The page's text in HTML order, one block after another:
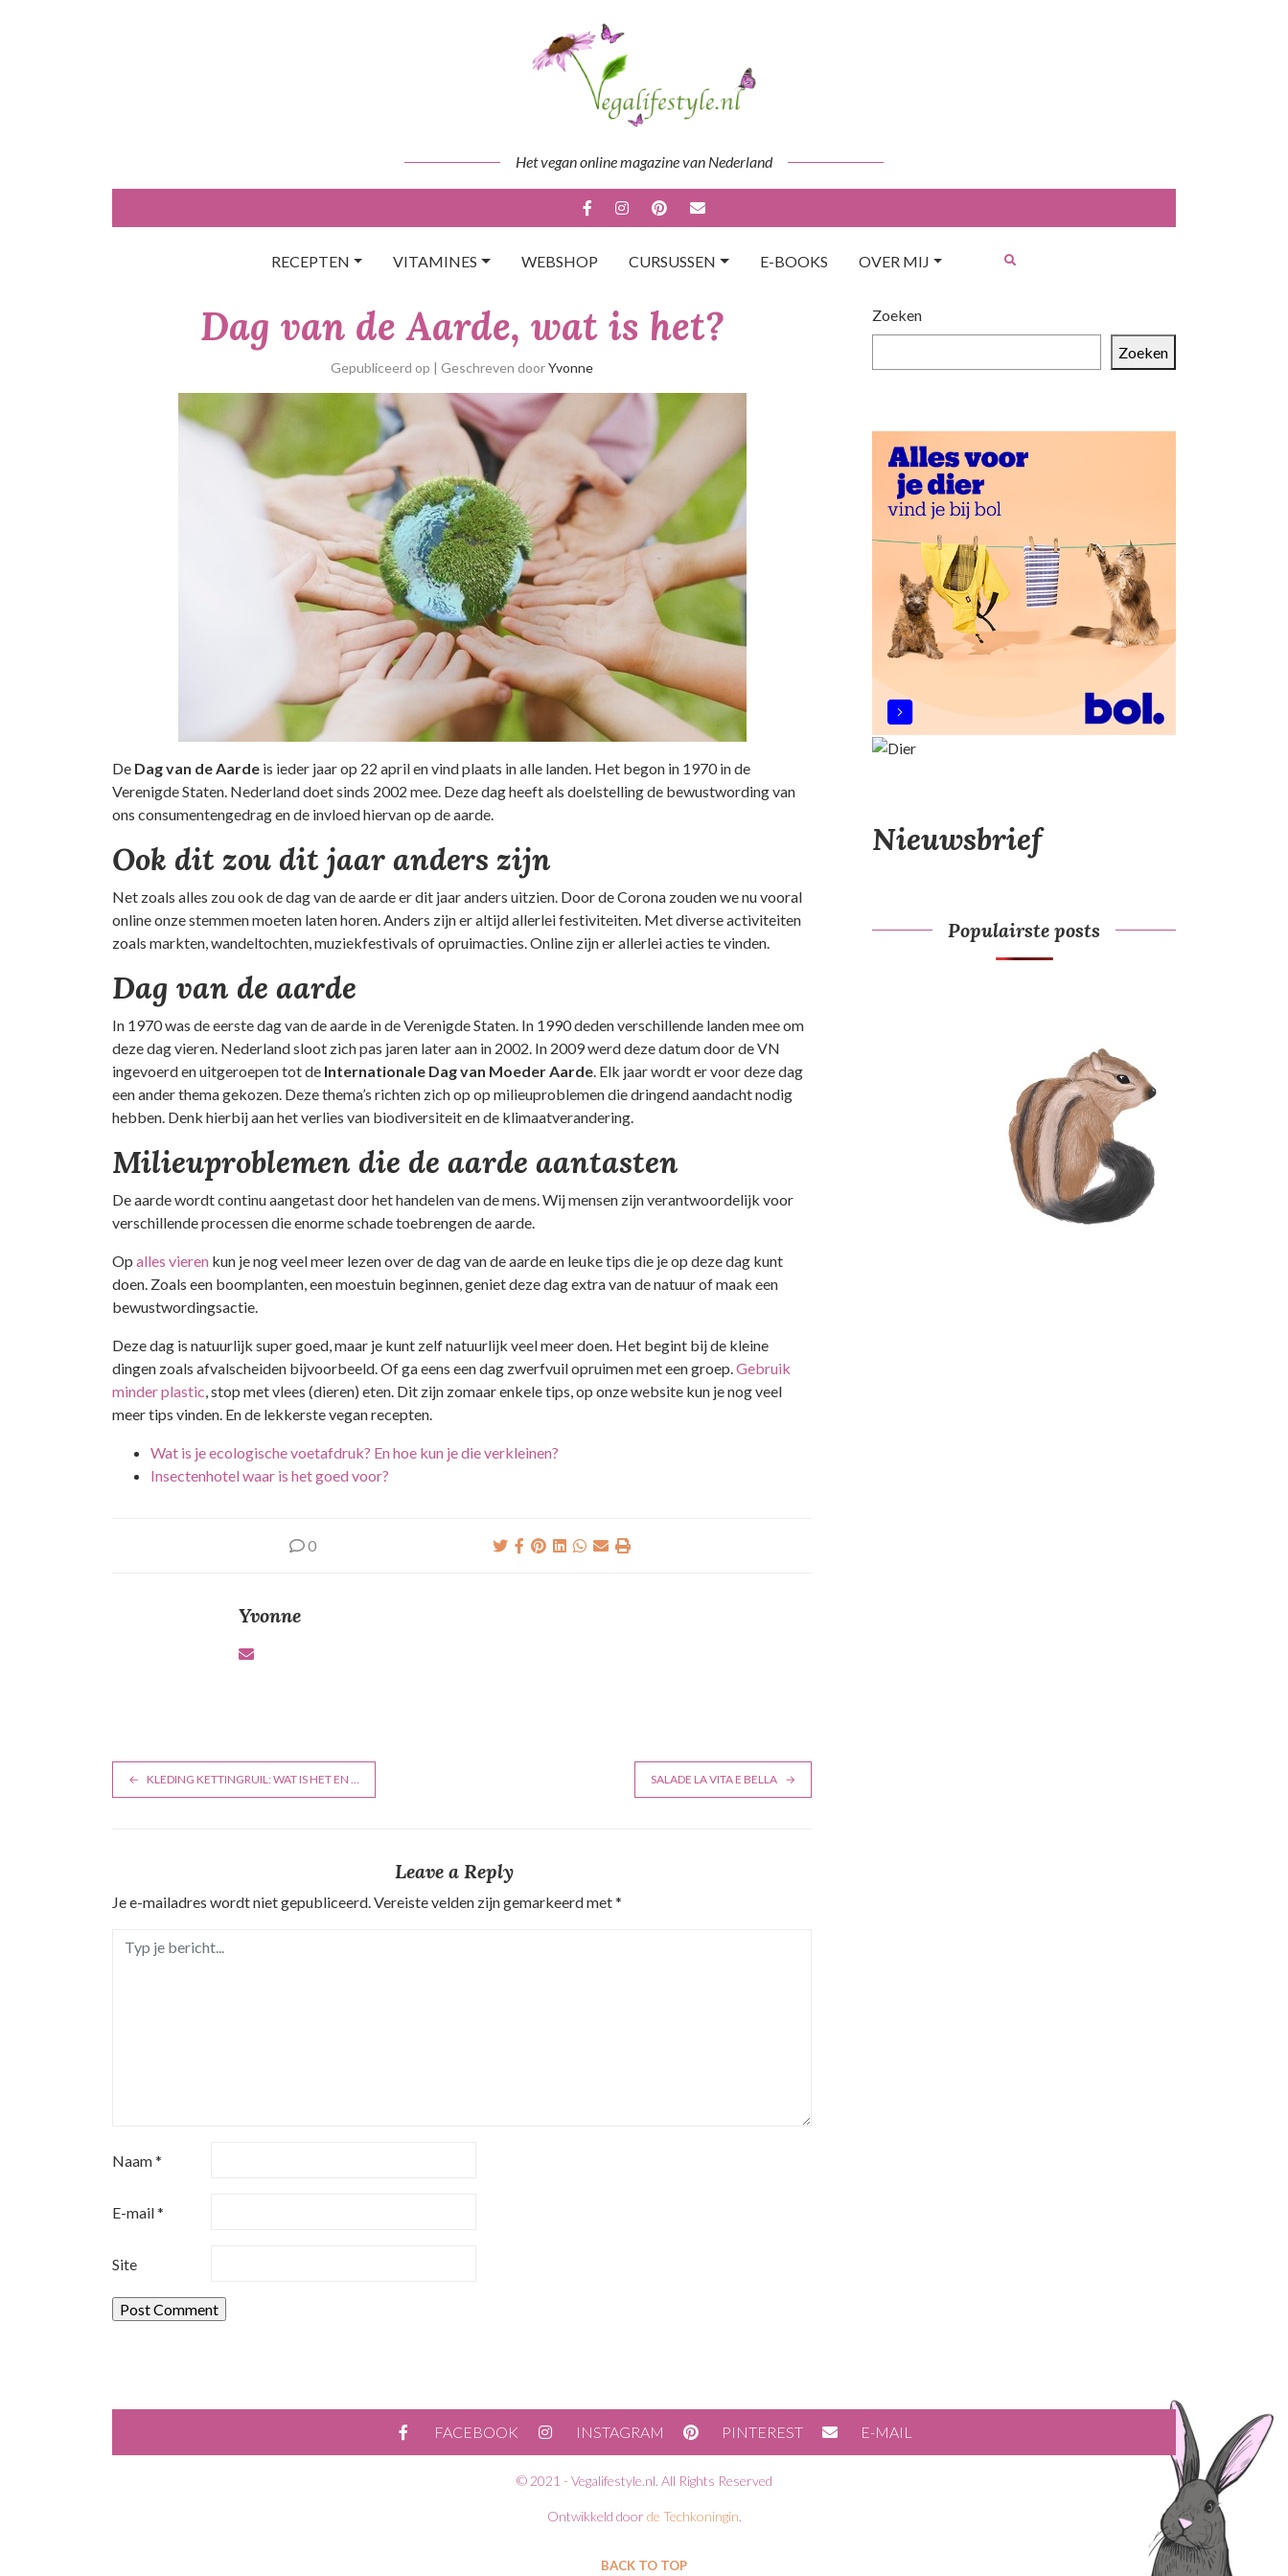
Het vegan online magazine van Nederland
RECEPTEN VITAMINES WEBSHOP CURSUSSEN E-BOOKS OVER MIJ
Dag van de Aarde, wat is het?
Gepubliceerd op | Geschreven doorYvonne
De Dag van de Aarde is ieder jaar op 22 april en vind plaats in alle landen. Het begon in 1970 in de
Verenigde Staten. Nederland doet sinds 2002 mee. Deze dag heeft als doelstelling de bewustwording van
ons consumentengedrag en de invloed hiervan op de aarde.
Ook dit zou dit jaar anders zijn
Net zoals alles zou ook de dag van de aarde er dit jaar anders uitzien. Door de Corona zouden we nu vooral
online onze stemmen moeten laten horen. Anders zijn er altijd allerlei festiviteiten. Met diverse activiteiten
zoals markten, wandeltochten, muziekfestivals of opruimacties. Online zijn er allerlei acties te vinden.
Dag van de aarde
In 1970 was de eerste dag van de aarde in de Verenigde Staten. In 1990 deden verschillende landen mee om
deze dag vieren. Nederland sloot zich pas jaren later aan in 2002. In 2009 werd deze datum door de VN
ingevoerd en uitgeroepen tot de Internationale Dag van Moeder Aarde. Elk jaar wordt er voor deze dag
een ander thema gekozen. Deze thema’s richten zich op op milieuproblemen die dringend aandacht nodig
hebben. Denk hierbij aan het verlies van biodiversiteit en de klimaatverandering.
Milieuproblemen die de aarde aantasten
De aarde wordt continu aangetast door het handelen van de mens. Wij mensen zijn verantwoordelijk voor
verschillende processen die enorme schade toebrengen de aarde.
Op alles vieren kun je nog veel meer lezen over de dag van de aarde en leuke tips die je op deze dag kunt
doen. Zoals een boomplanten, een moestuin beginnen, geniet deze dag extra van de natuur of maak een
bewustwordingsactie.
Deze dag is natuurlijk super goed, maar je kunt zelf natuurlijk veel meer doen. Het begint bij de kleine
dingen zoals afvalscheiden bijvoorbeeld. Of ga eens een dag zwerfvuil opruimen met een groep.Gebruik
minder plastic, stop met vlees (dieren) eten. Dit zijn zomaar enkele tips, op onze website kun je nog veel
meer tips vinden. En de lekkerste vegan recepten.
Wat is je ecologische voetafdruk? En hoe kun je die verkleinen?
Insectenhotel waar is het goed voor?
0
Yvonne
B
i
g
a
t
i
e
KLEDING KETTINGRUIL: WAT IS HET EN … SALADE LA VITA E BELLA
Leave a Reply
Je e-mailadres wordt niet gepubliceerd.Vereiste velden zijn gemarkeerd met*
Naam*
E-mail*
Site
Zoeken
Zoeken
Nieuwsbrief
Populairste posts
FACEBOOK INSTAGRAM PINTEREST E-MAIL
© 2021 - Vegalifestyle.nl. All Rights Reserved
Ontwikkeld door de Techkoningin.
BACK TO TOP